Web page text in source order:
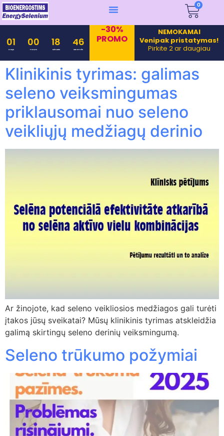
0
01
Days
00
Hours
18
Minutes
45
Seconds
-30%
PROMO
NEMOKAMAI
Venipak pristatymas!
Pirkite 2 ar daugiau
Klinikinis tyrimas: galimas
seleno veiksmingumas
priklausomai nuo seleno
veikliųjų medžiagų derinio
Ar žinojote, kad seleno veikliosios medžiagos gali turėti
įtakos jūsų sveikatai? Mūsų klinikinis tyrimas atskleidžia
galimą skirtingų seleno derinių veiksmingumą.
Seleno trūkumo požymiai